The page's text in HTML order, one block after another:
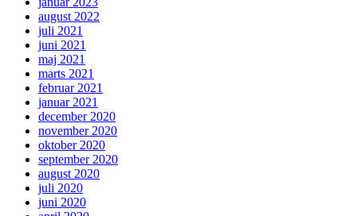
august 2022
juli 2021
juni 2021
maj 2021
marts 2021
februar 2021
januar 2021
december 2020
november 2020
oktober 2020
september 2020
august 2020
juli 2020
juni 2020